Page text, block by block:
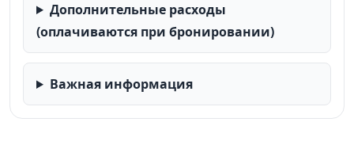
Дополнительные расходы
(оплачиваются при бронировании)
Важная информация